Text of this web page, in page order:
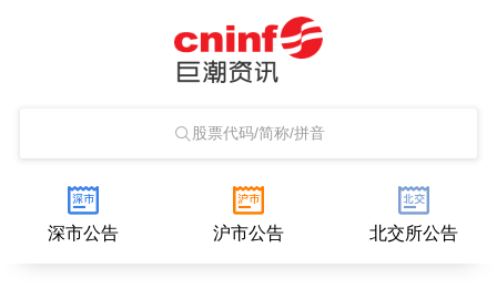
股票代码/简称/拼音
深市公告 沪市公告 北交所公告